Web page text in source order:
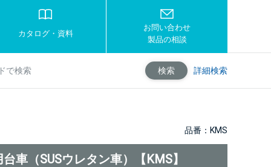
カタログ・資料
お問い合わせ
製品の相談
検索 詳細検索
品番：KMS
車（SUSウレタン車）【KMS】